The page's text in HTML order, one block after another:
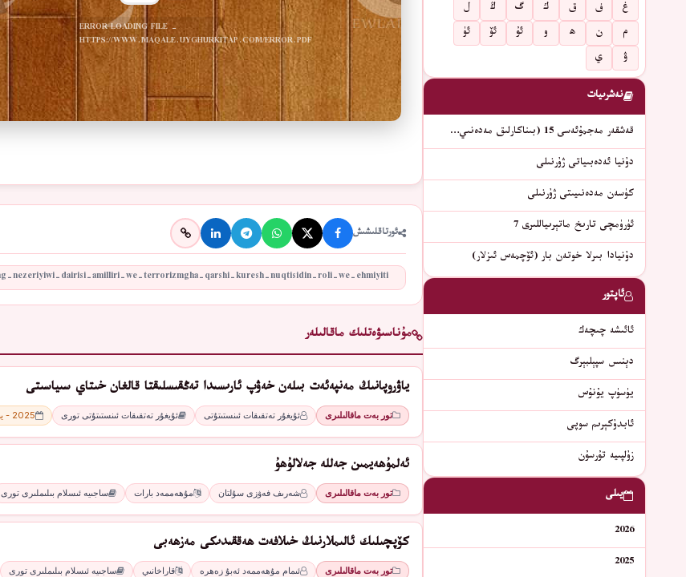
ERROR LOADING FILE -
HTTPS://WWW.MAQALE.UYGHURKITAP.COM/ERROR.PDF
ئورتاقلىشىش
مۇناسىۋەتلىك ماقالىلەر
ياۋروپانىڭ مەنپەئەت بىلەن خەۋپ ئارىسىدا تەڭقىسلىقتا قالغان خىتاي سىياسىتى
تور بەت ماقالىلىرى ئۇيغۇر تەتقىقات ئىنستىتۇتى ئۇيغۇر تەتقىقات ئىنستىتۇتى تورى 2025 - يىل
ئەلمۇھەيمىن جەللە جەلالۇھۇ
تور بەت ماقالىلىرى شەرىف فەۋزى سۇلتان مۇھەممەد بارات ساجىيە ئىسلام بىلىملىرى تورى
كۆپچىلىك ئالىملارنىڭ خىلافەت ھەققىدىكى مەزھەبى
تور بەت ماقالىلىرى ئىمام مۇھەممەد ئەبۇ زەھرە قاراخانىي ساجىيە ئىسلام بىلىملىرى تورى
غ
ف ق ك گ ڭ
ل
م
ن ھ و ئۇ ئۆ
ئۈ
ۋ
ي
نەشرىيات
قەشقەر مەجمۇئەسى 15 (بىناكارلىق مەدەنىي…
دۇنيا ئەدەبىياتى ژۇرنىلى
كۈسەن مەدەنىيىتى ژۇرنىلى
ئۈرۈمچى تارىخ ماتېرىياللىرى 7
دۇنيادا بىرلا خوتەن بار (ئۆچمەس ئىزلار)
ئاپتور
ئائىشە چىچەك
دېنىس سپېلبېرگ
يۈسۈپ يۇنۇس
ئابدۇكېرىم سوپى
زۇلپىيە تۇرسۇن
يىلى
2026
2025